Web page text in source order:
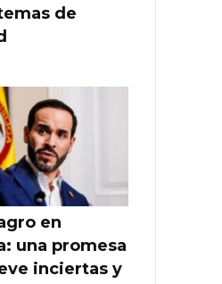
de
en
una promesa
inciertas y